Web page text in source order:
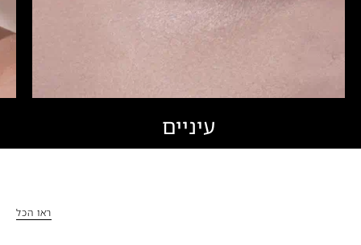
עיניים
ראו הכל